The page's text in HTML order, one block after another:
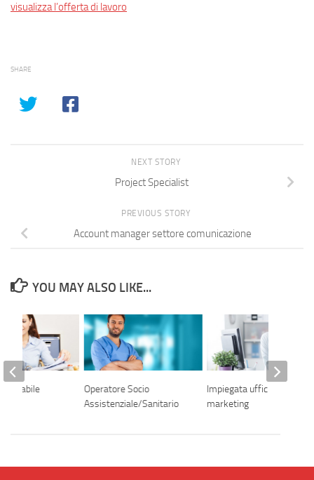
visualizza l’offerta di lavoro
SHARE
NEXT STORY
Project Specialist
PREVIOUS STORY
Account manager settore comunicazione
YOU MAY ALSO LIKE...
Operatore Socio
Assistenziale/Sanitario
Impiegata ufficio
marketing
contabile